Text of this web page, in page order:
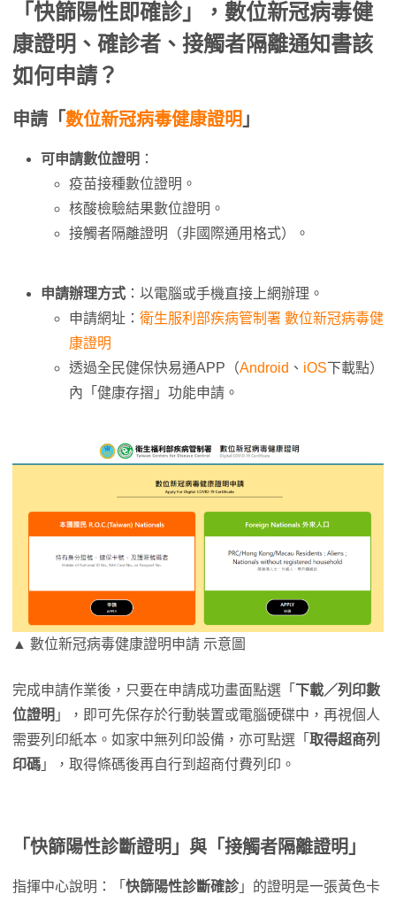
「快篩陽性即確診」，數位新冠病毒健
康證明、確診者、接觸者隔離通知書該
如何申請？
申請「數位新冠病毒健康證明 」
可申請數位證明 ：
疫苗接種數位證明。
核酸檢驗結果數位證明。
接觸者隔離證明（非國際通用格式）。
申請辦理方式 ：以電腦或手機直接上網辦理。
申請網址： 衛生服利部疾病管制署 數位新冠病毒健
康證明
透過全民健保快易通APP（Android 、 iOS下載點）
內「健康存摺」功能申請。
▲ 數位新冠病毒健康證明申請 示意圖
完成申請作業後，只要在申請成功畫面點選「 下載／列印數
位證明 」，即可先保存於行動裝置或電腦硬碟中，再視個人
需要列印紙本。如家中無列印設備，亦可點選「 取得超商列
印碼 」，取得條碼後再自行到超商付費列印。
「快篩陽性診斷證明」與「接觸者隔離證明」
指揮中心說明：「 快篩陽性診斷確診」的證明是一張黃色卡